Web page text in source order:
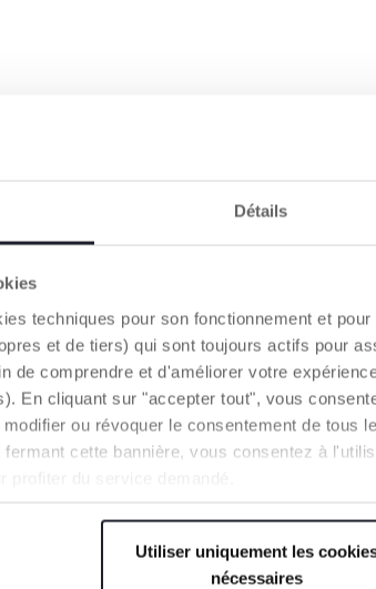
Détails
techniques pour son fonctionnement et
et de tiers) qui sont toujours actifs pour
de comprendre et d'améliorer votre
En cliquant sur "accepter tout", vous
ou révoquer le consentement de tous
cette bannière, vous consentez à
Utiliser uniquement les
nécessaires
EEN VOLLEDIG
ASSORTIMENT